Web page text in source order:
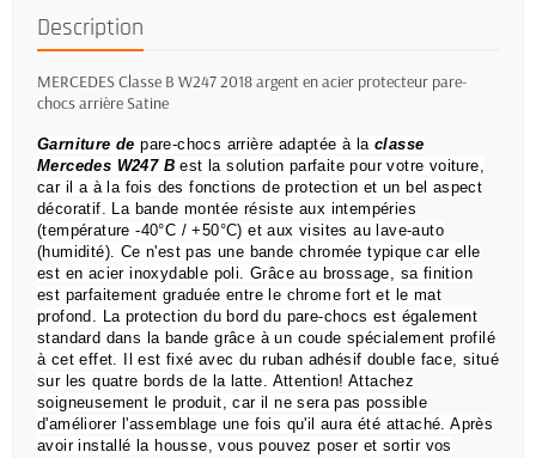
Description
MERCEDES Classe B W247 2018 argent en acier protecteur pare-
chocs arrière Satine
Garniture de pare-chocs arrière adaptée à laclasse
Mercedes W247 B est la solution parfaite pour votre voiture,
car il a à la fois des fonctions de protection et un bel aspect
décoratif. La bande montée résiste aux intempéries
(température -40°C / +50°C) et aux visites au lave-auto
(humidité). Ce n'est pas une bande chromée typique car elle
est en acier inoxydable poli. Grâce au brossage, sa finition
est parfaitement graduée entre le chrome fort et le mat
profond. La protection du bord du pare-chocs est également
standard dans la bande grâce à un coude spécialement profilé
à cet effet.
Il est fixé avec du ruban adhésif double face, situé
sur les quatre bords de la latte. Attention!Attachez
soigneusement le produit, car il ne sera pas possible
d'améliorer l'assemblage une fois qu'il aura été attaché.Après
avoir installé la housse, vous pouvez poser et sortir vos